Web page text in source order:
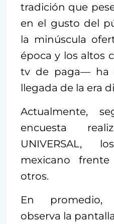
tradición que
en el gusto del
la minúscula
época y los altos
tv de paga— ha
llegada de la era
Actualmente,
encuesta
UNIVERSAL,
mexicano
otros.
En promedio,
observa la